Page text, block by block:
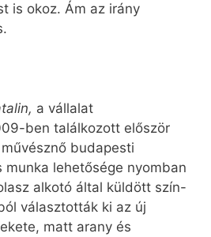
is okoz. Ám az irány
a vállalat
ben találkozott először
budapesti
munka lehetősége nyomban
alkotó által küldött szín-
választották ki az új
matt arany és